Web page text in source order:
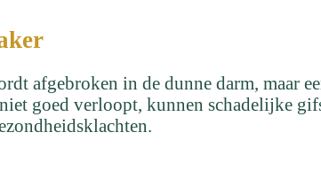
afgebroken in de dunne darm, maar
goed verloopt, kunnen schadelijke